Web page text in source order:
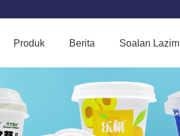
Produk Berita Soalan Lazim